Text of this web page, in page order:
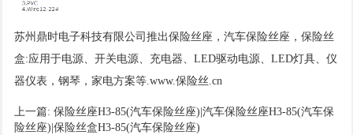
苏州鼎时电子科技有限公司推出保险丝座，汽车保险丝座，保险丝
盒:应用于电源、开关电源、充电器、LED驱动电源、LED灯具、仪
器仪表，钢琴，家电方案等.www.保险丝.cn
上一篇: 保险丝座H3-85(汽车保险丝座)|汽车保险丝座H3-85(汽车保
险丝座)|保险丝盒H3-85(汽车保险丝座)